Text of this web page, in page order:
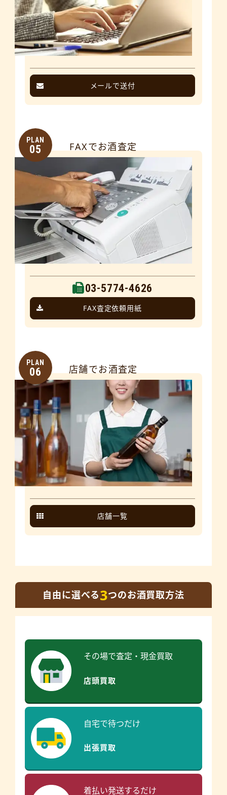
メールで送付
PLAN
05 FAXでお酒査定
03-5774-4626
FAX査定依頼用紙
PLAN
06 店舗でお酒査定
店舗一覧
自由に選べる3つのお酒買取方法
その場で査定・現金買取
店頭買取
自宅で待つだけ
出張買取
着払い発送するだけ